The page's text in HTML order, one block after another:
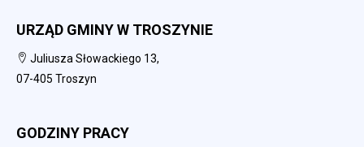
URZĄD GMINY W TROSZYNIE
Juliusza Słowackiego 13,
07-405 Troszyn
GODZINY PRACY